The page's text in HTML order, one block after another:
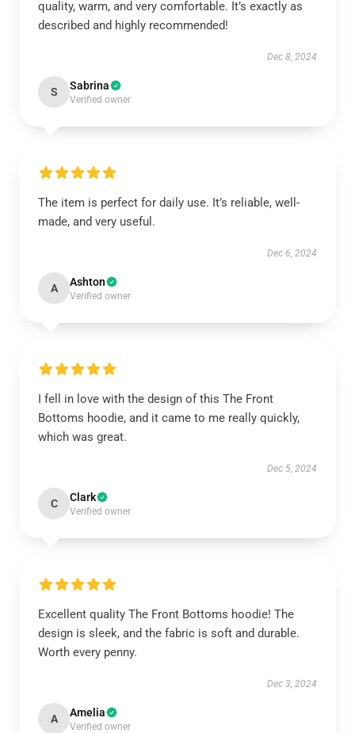
quality, warm, and very comfortable. It’s exactly as
described and highly recommended!
Dec 8, 2024
S Sabrina
Verified owner
The item is perfect for daily use. It’s reliable, well-
made, and very useful.
Dec 6, 2024
A Ashton
Verified owner
I fell in love with the design of this The Front
Bottoms hoodie, and it came to me really quickly,
which was great.
Dec 5, 2024
C Clark
Verified owner
Excellent quality The Front Bottoms hoodie! The
design is sleek, and the fabric is soft and durable.
Worth every penny.
Dec 3, 2024
A Amelia
Verified owner